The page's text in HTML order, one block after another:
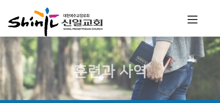
훈련과 사역